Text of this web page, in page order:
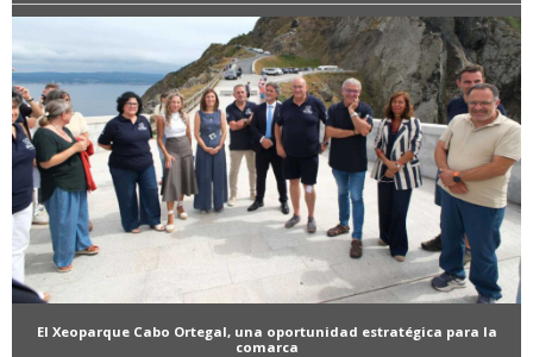
El Xeoparque Cabo Ortegal, una oportunidad estratégica para la
comarca